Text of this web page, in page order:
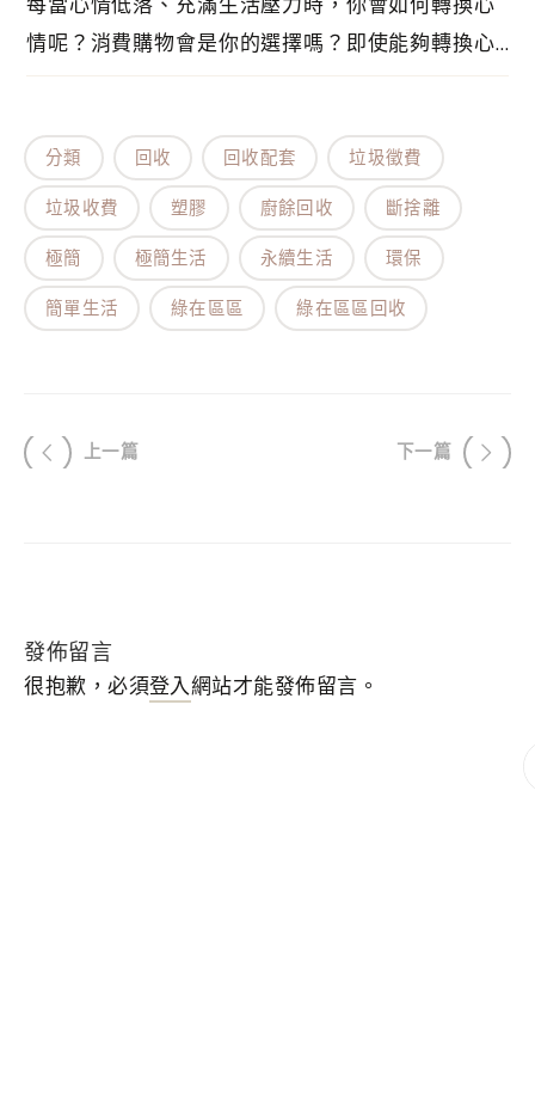
情呢？消費購物會是你的選擇嗎？即使能夠轉換心
起，嘗試更理想的減壓方法，挑戰不一樣的新體
驗。轉換心情的方法，只要有這些辦法就 OK！
分類 回收 回收配套 垃圾徵費
垃圾收費 塑膠 廚餘回收 斷捨離
極簡 極簡生活 永續生活 環保
簡單生活 綠在區區 綠在區區回收
上一篇 下一篇
發佈留言
很抱歉，必須登入網站才能發佈留言。